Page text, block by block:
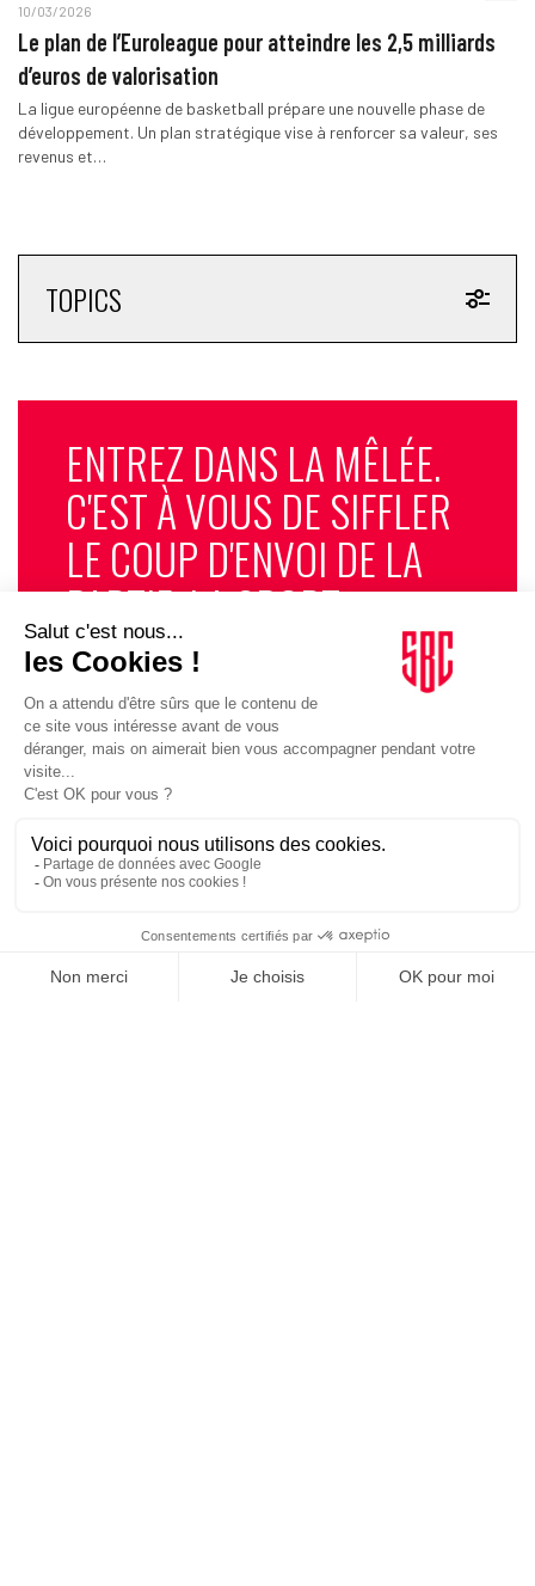
10/03/2026
Le plan de l’Euroleague pour atteindre les 2,5 milliards
d’euros de valorisation
La ligue européenne de basketball prépare une nouvelle phase de
développement. Un plan stratégique vise à renforcer sa valeur, ses
revenus et…
TOPICS
ENTREZ DANS LA MÊLÉE.
C'EST À VOUS DE SIFFLER
LE COUP D'ENVOI DE LA
PARTIE. LA SPORT
BUSINESS CLUB
NEWSLETTER, TOUS LES
MATINS, C'EST GRATUIT
1 4 5 6 9